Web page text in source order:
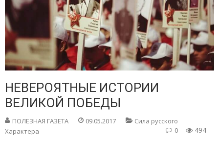
НЕВЕРОЯТНЫЕ ИСТОРИИ
ВЕЛИКОЙ ПОБЕДЫ
ПОЛЕЗНАЯ ГАЗЕТА 09.05.2017
Сила русского
Характера
494
0